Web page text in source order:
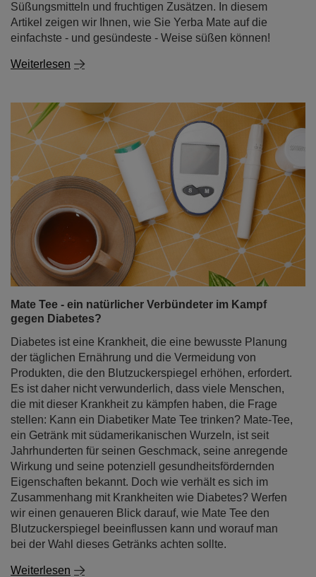
Süßungsmitteln und fruchtigen Zusätzen. In diesem
Artikel zeigen wir Ihnen, wie Sie Yerba Mate auf die
einfachste - und gesündeste - Weise süßen können!
Weiterlesen
Mate Tee - ein natürlicher Verbündeter im Kampf
gegen Diabetes?
Diabetes ist eine Krankheit, die eine bewusste Planung
der täglichen Ernährung und die Vermeidung von
Produkten, die den Blutzuckerspiegel erhöhen, erfordert.
Es ist daher nicht verwunderlich, dass viele Menschen,
die mit dieser Krankheit zu kämpfen haben, die Frage
stellen: Kann ein Diabetiker Mate Tee trinken? Mate-Tee,
ein Getränk mit südamerikanischen Wurzeln, ist seit
Jahrhunderten für seinen Geschmack, seine anregende
Wirkung und seine potenziell gesundheitsfördernden
Eigenschaften bekannt. Doch wie verhält es sich im
Zusammenhang mit Krankheiten wie Diabetes? Werfen
wir einen genaueren Blick darauf, wie Mate Tee den
Blutzuckerspiegel beeinflussen kann und worauf man
bei der Wahl dieses Getränks achten sollte.
Weiterlesen